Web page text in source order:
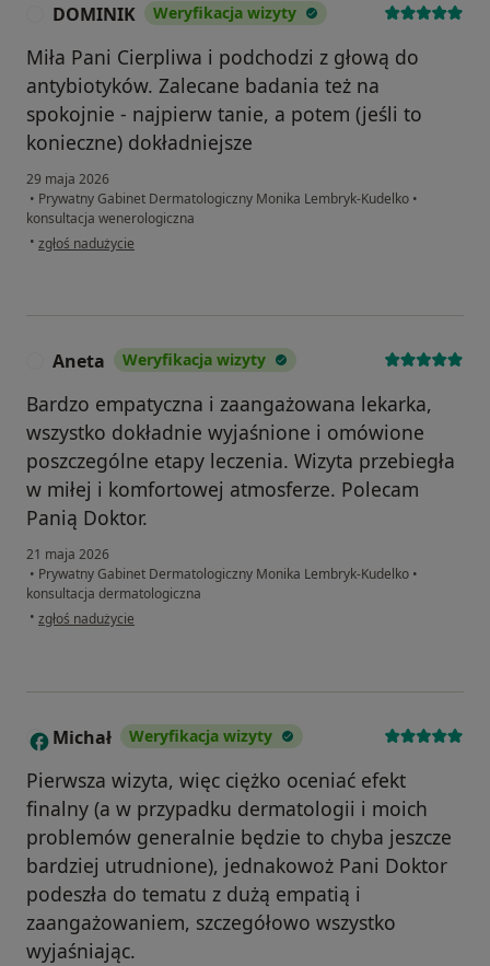
DOMINIK Weryfikacja wizyty
Miła Pani Cierpliwa i podchodzi z głową do
antybiotyków. Zalecane badania też na
spokojnie - najpierw tanie, a potem (jeśli to
konieczne) dokładniejsze
29 maja 2026
• Prywatny Gabinet Dermatologiczny Monika Lembryk-Kudelko •
konsultacja wenerologiczna
• w opinii użytkownika DOMINIK
zgłoś nadużycie
Aneta Weryfikacja wizyty
Bardzo empatyczna i zaangażowana lekarka,
wszystko dokładnie wyjaśnione i omówione
poszczególne etapy leczenia. Wizyta przebiegła
w miłej i komfortowej atmosferze. Polecam
Panią Doktor.
21 maja 2026
• Prywatny Gabinet Dermatologiczny Monika Lembryk-Kudelko •
konsultacja dermatologiczna
• w opinii użytkownika Aneta
zgłoś nadużycie
M Michał Weryfikacja wizyty
Pierwsza wizyta, więc ciężko oceniać efekt
finalny (a w przypadku dermatologii i moich
problemów generalnie będzie to chyba jeszcze
bardziej utrudnione), jednakowoż Pani Doktor
podeszła do tematu z dużą empatią i
zaangażowaniem, szczegółowo wszystko
wyjaśniając.